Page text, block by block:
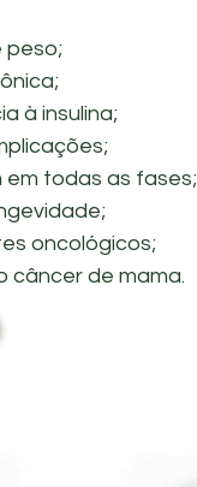
peso;
à insulina;
em todas as fases;
oncológicos;
câncer de mama.